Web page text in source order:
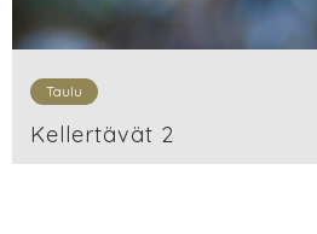
Taulu
Kellertävät 2